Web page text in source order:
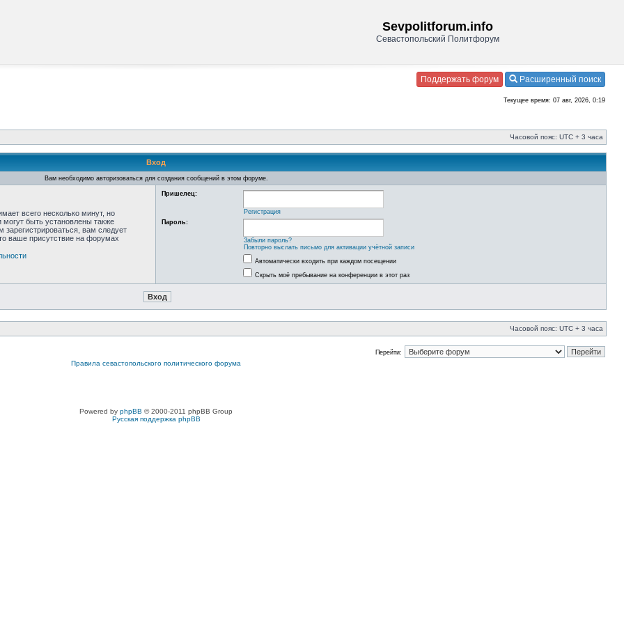
Sevpolitforum.info
Севастопольский Политфорум
Поддержать форум Расширенный поиск
Текущее время: 07 авг, 2026, 0:19
Часовой пояс: UTC + 3 часа
Вход
Вам необходимо авторизоваться для создания сообщений в этом форуме.
всего несколько минут, но
быть установлены также
зарегистрироваться, вам следует
ваше присутствие на форумах
Пришелец:
Регистрация
Пароль:
Забыли пароль?
Повторно выслать письмо для активации учётной записи
Автоматически входить при каждом посещении
Скрыть моё пребывание на конференции в этот раз
Часовой пояс: UTC + 3 часа
Перейти:
Правила севастопольского политического форума
Powered by phpBB © 2000-2011 phpBB Group
Русская поддержка phpBB